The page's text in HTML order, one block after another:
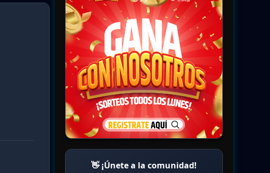
👋 ¡Únete a la comunidad!